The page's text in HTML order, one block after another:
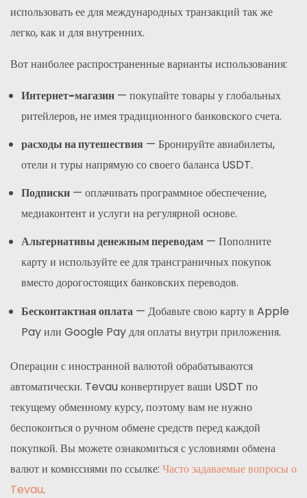
использовать ее для международных транзакций так же
легко, как и для внутренних.
Вот наиболее распространенные варианты использования:
Интернет-магазин — покупайте товары у глобальных
ритейлеров, не имея традиционного банковского счета.
расходы на путешествия — Бронируйте авиабилеты,
отели и туры напрямую со своего баланса USDT.
Подписки — оплачивать программное обеспечение,
медиаконтент и услуги на регулярной основе.
Альтернативы денежным переводам — Пополните
карту и используйте ее для трансграничных покупок
вместо дорогостоящих банковских переводов.
Бесконтактная оплата — Добавьте свою карту в Apple
Pay или Google Pay для оплаты внутри приложения.
Операции с иностранной валютой обрабатываются
автоматически. Tevau конвертирует ваши USDT по
текущему обменному курсу, поэтому вам не нужно
беспокоиться о ручном обмене средств перед каждой
покупкой. Вы можете ознакомиться с условиями обмена
валют и комиссиями по ссылке: Часто задаваемые вопросы о
Tevau.